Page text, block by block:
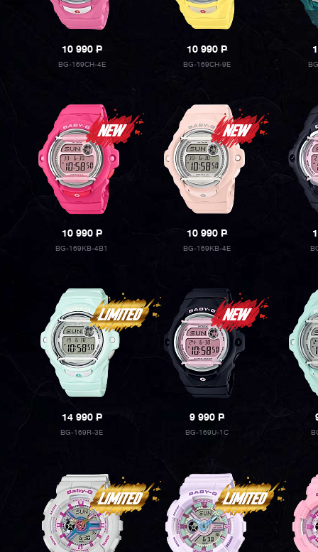
10 990P
BG-169CH-4E
10 990P
BG-169CH-9E
10 990P
BG-169KB-4B1
10 990P
BG-169KB-4E
14 990P
BG-169R-3E
9 990P
BG-169U-1C